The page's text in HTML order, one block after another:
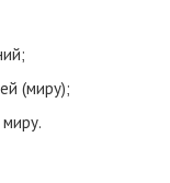
(миру);